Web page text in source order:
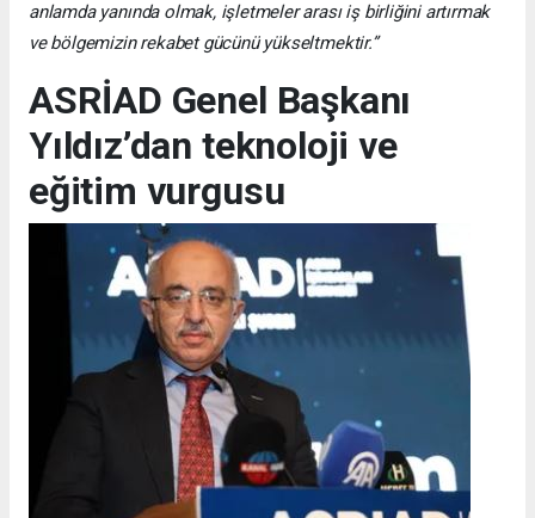
anlamda yanında olmak, işletmeler arası iş birliğini artırmak
ve bölgemizin rekabet gücünü yükseltmektir.”
ASRİAD Genel Başkanı
Yıldız’dan teknoloji ve
eğitim vurgusu